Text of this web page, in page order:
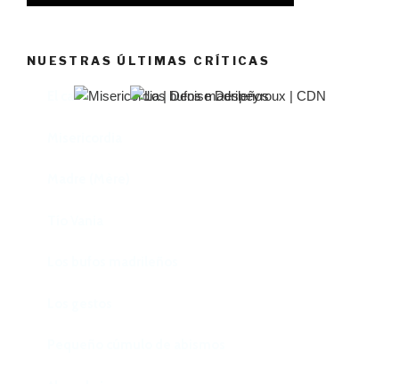
NUESTRAS ÚLTIMAS CRÍTICAS
El castillo de Lindabridis